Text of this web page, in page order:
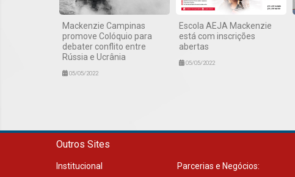
Mackenzie Campinas
promove Colóquio para
debater conflito entre
Rússia e Ucrânia
05/05/2022
Escola AEJA Mackenzie
está com inscrições
abertas
05/05/2022
Outros Sites
Institucional
Parcerias e Negócios: